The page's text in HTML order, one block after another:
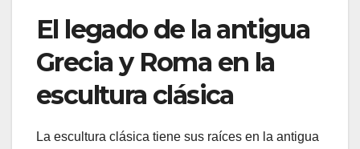
El legado de la antigua
Grecia y Roma en la
escultura clásica
La escultura clásica tiene sus raíces en la antigua